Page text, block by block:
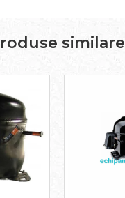
similare